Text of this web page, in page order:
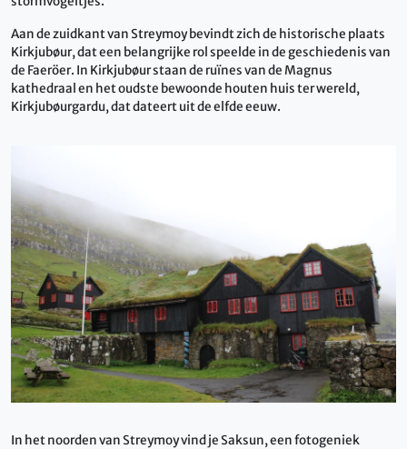
Aan de zuidkant van Streymoy bevindt zich de historische plaats
Kirkjubøur, dat een belangrijke rol speelde in de geschiedenis van
de Faeröer. In Kirkjubøur staan de ruïnes van de Magnus
kathedraal en het oudste bewoonde houten huis ter wereld,
Kirkjubøurgardu, dat dateert uit de elfde eeuw.
In het noorden van Streymoy vind je Saksun, een fotogeniek